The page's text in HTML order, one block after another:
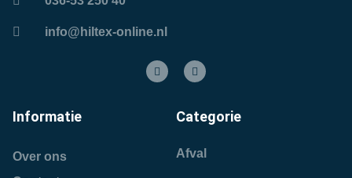
info@hiltex-online.nl
Informatie
Over ons
Categorie
Afval